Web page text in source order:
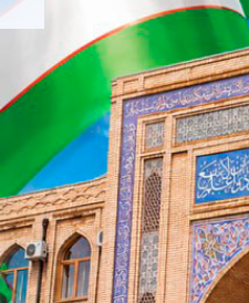
o‘
rt
a
si
d